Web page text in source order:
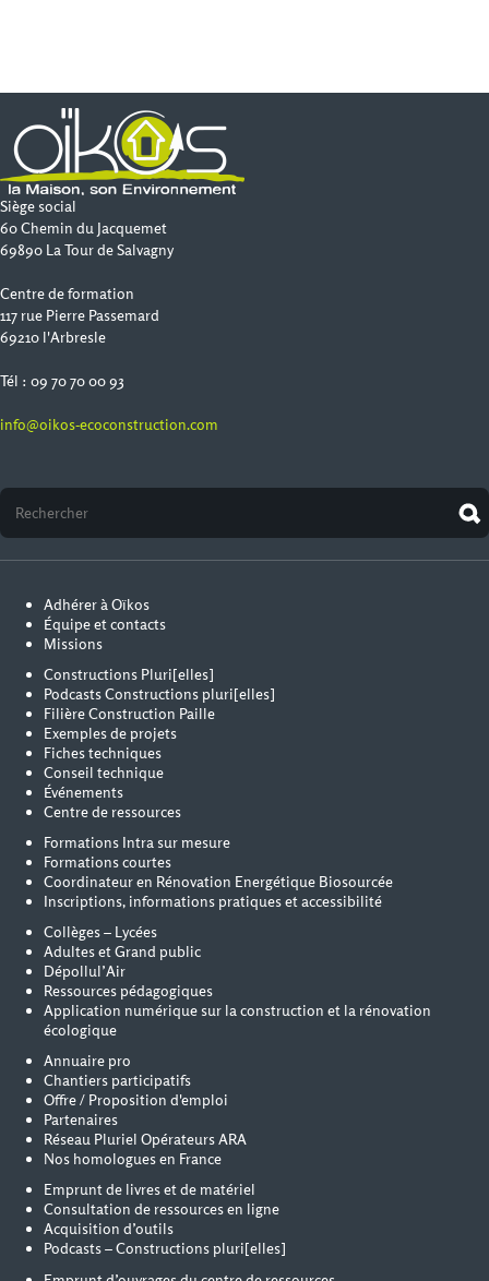
Siège social
60 Chemin du Jacquemet
69890 La Tour de Salvagny
Centre de formation
117 rue Pierre Passemard
69210 l'Arbresle
Tél : 09 70 70 00 93
info@oikos-ecoconstruction.com
Adhérer à Oïkos
Équipe et contacts
Missions
Constructions Pluri[elles]
Podcasts Constructions pluri[elles]
Filière Construction Paille
Exemples de projets
Fiches techniques
Conseil technique
Événements
Centre de ressources
Formations Intra sur mesure
Formations courtes
Coordinateur en Rénovation Energétique Biosourcée
Inscriptions, informations pratiques et accessibilité
Collèges – Lycées
Adultes et Grand public
Dépollul’Air
Ressources pédagogiques
Application numérique sur la construction et la rénovation
écologique
Annuaire pro
Chantiers participatifs
Offre / Proposition d'emploi
Partenaires
Réseau Pluriel Opérateurs ARA
Nos homologues en France
Emprunt de livres et de matériel
Consultation de ressources en ligne
Acquisition d’outils
Podcasts – Constructions pluri[elles]